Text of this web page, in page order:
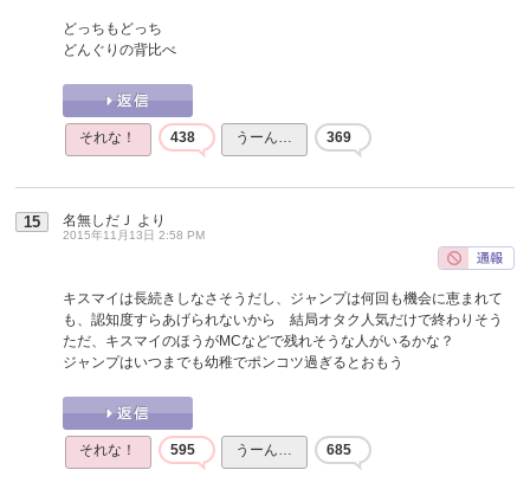
どっちもどっち
どんぐりの背比べ
それな！ 438 うーん… 369
15 名無しだＪ より
2015年11月13日 2:58 PM
キスマイは長続きしなさそうだし、ジャンプは何回も機会に恵まれて
も、認知度すらあげられないから 結局オタク人気だけで終わりそう
ただ、キスマイのほうがMCなどで残れそうな人がいるかな？
ジャンプはいつまでも幼稚でポンコツ過ぎるとおもう
それな！ 595 うーん… 685